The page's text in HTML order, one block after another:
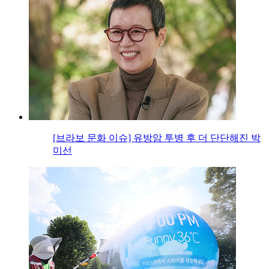
[브라보 문화 이슈] 유방암 투병 후 더 단단해진 박
미선